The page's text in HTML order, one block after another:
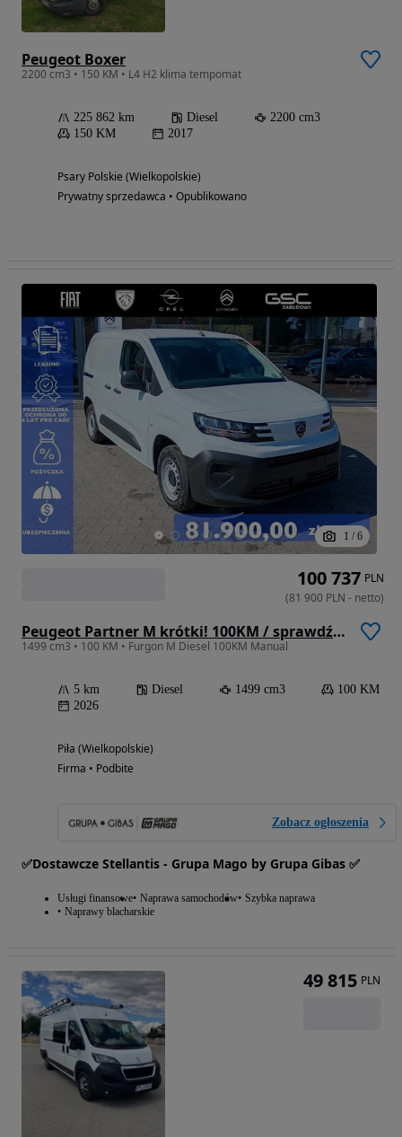
Peugeot Boxer
2200 cm3 • 150 KM • L4 H2 klima tempomat
225 862 km Diesel
2200 cm3
150 KM
2017
Psary Polskie (Wielkopolskie)
Prywatny sprzedawca • Opublikowano
1 / 6
Peugeot Partner M krótki! 100KM / sprawdź pełną ofertę
1499 cm3 • 100 KM • Furgon M Diesel 100KM Manual
5 km Diesel 1499 cm3
100 KM
2026
Piła (Wielkopolskie)
Firma • Podbite
Zobacz ogłoszenia
✅Dostawcze Stellantis - Grupa Mago by Grupa Gibas ✅
Usługi finansowe Naprawa samochodów Szybka naprawa
Naprawy blacharskie
100 737 PLN
(81 900 PLN - netto)
49 815 PLN